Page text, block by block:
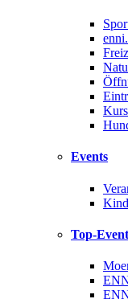
Events
Top-